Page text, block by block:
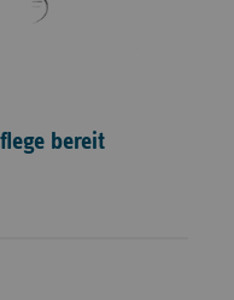
bereit